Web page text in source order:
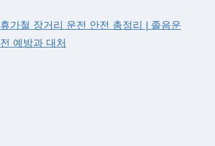
휴가철 장거리 운전 안전 총정리 | 졸음운
전 예방과 대처